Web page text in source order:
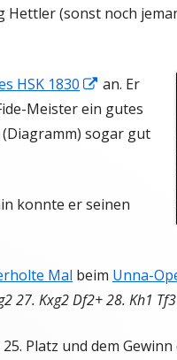
TURNIERFAHRTEN
(sonst noch
HSK 1830
In
neuem
Fenster
an. Er
Meister ein gutes
sogar gut
konnte er seinen
Mal beim Unna-
27. Kxg2 Df2+ 28. Kh1 Tf3
Platz und dem